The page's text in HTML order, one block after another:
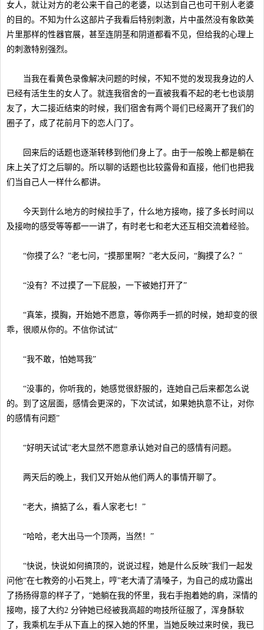
女人，就让对方的老公来干自己的老婆，以达到自己也可干别人老婆
的目的。不知为什么这部片子我看后特别刺激，片中虽然没有象欧美
片里那样的性器官展，甚至连阴茎和阴道都看不见，但给我的心理上
的刺激特别强烈。
当我在看黄色录像解决问题的时候，不知不觉的发现我身边的人
已经有活生生的女人了。就连我宿舍的一直被我看不起的老七也谈朋
友了，大二接近结束的时候，我们宿舍有两个哥们已经离开了我们的
圈子了，成了花前月下的恋人门了。
回来后的话题也逐渐转移到他们身上了。由于一般晚上都是躺在
床上关了灯之后聊的。所以聊的话题也比较露骨和直接，他们也把我
们当自己人一样什么都讲。
今天到什么地方的时候拉手了，什么地方接吻，接了多长时间以
及接吻的感受等等都一一讲了，有时老七和老大还互相交流着经验。
“你摸了么？”老七问，“摸那里啊？”老大反问，“胸摸了么？”
“没有？不过摸了一下屁股，一下被她打开了”
“真笨，摸胸，开始她不愿意，等你两手一抓的时候，她却变的很
乖，很顺从你的。不信你试试”
“我不敢，怕她骂我”
“没事的，你听我的，她感觉很舒服的，连她自己后来都怎么说
的。到了这层面，感情会更深的，下次试试，如果她执意不让，对你
的感情有问题”
“好明天试试”老大显然不愿意承认她对自己的感情有问题。
两天后的晚上，我们又开始从他们两人的事情开聊了。
“老大，搞掂了么，看人家老七！”
“哈哈，老大出马一个顶两，当然！”
“快说，快说如何搞顶的，说说过程，她是什么反映”我们一起发
问他“在七教旁的小石凳上，哼”老大清了清嗓子，为自己的成功露出
了扬扬得意的样子了，“她躺在我的怀里，我右手抱着她的肩，深情的
接吻，接了大约2 分钟她已经被我高超的吻技所征服了，浑身酥软
了，我乘机左手从下直上的探入她的怀里，当她反映过来时侯，我已